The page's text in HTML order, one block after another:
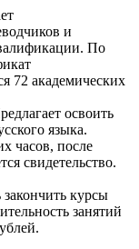
и
По
72 академических
освоить
языка.
часов, после
свидетельство.
курсы
занятий